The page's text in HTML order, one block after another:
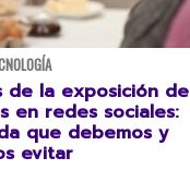
de la exposición de
en redes sociales:
que debemos y
evitar